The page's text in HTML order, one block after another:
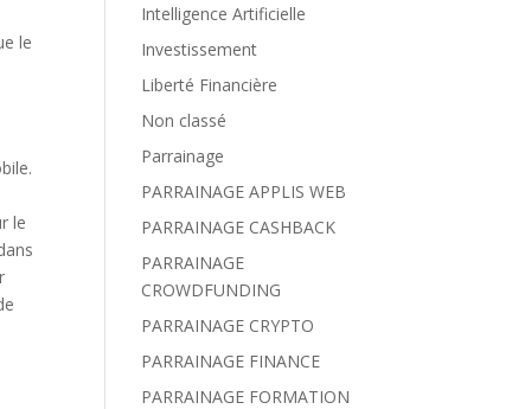
le
le
Intelligence Artificielle
Investissement
Liberté Financière
Non classé
Parrainage
PARRAINAGE APPLIS WEB
PARRAINAGE CASHBACK
PARRAINAGE
CROWDFUNDING
PARRAINAGE CRYPTO
PARRAINAGE FINANCE
PARRAINAGE FORMATION